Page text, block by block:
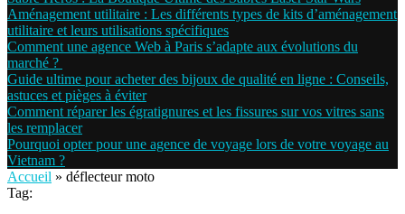
Aménagement utilitaire : Les différents types de kits d’aménagement
utilitaire et leurs utilisations spécifiques
Comment une agence Web à Paris s’adapte aux évolutions du
marché ?
Guide ultime pour acheter des bijoux de qualité en ligne : Conseils,
astuces et pièges à éviter
Comment réparer les égratignures et les fissures sur vos vitres sans
les remplacer
Pourquoi opter pour une agence de voyage lors de votre voyage au
Vietnam ?
Accueil » déflecteur moto
Tag: